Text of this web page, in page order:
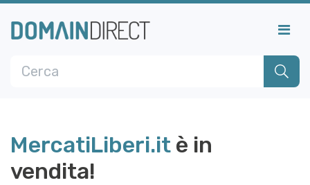
MercatiLiberi.it è in
vendita!